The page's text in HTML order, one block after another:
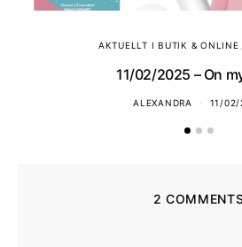
AKTUELLT I BUTIK & ONLINE
11/02/2025 – On
ALEXANDRA 11/02/
2